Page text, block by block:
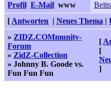
Profil E-Mail www
[ Antworten | Neues Thema |
» ZIDZ.COMmunity-
Forum
» ZidZ-Collection
» Johnny B. Goode vs.
Fun Fun Fun
[
[
]